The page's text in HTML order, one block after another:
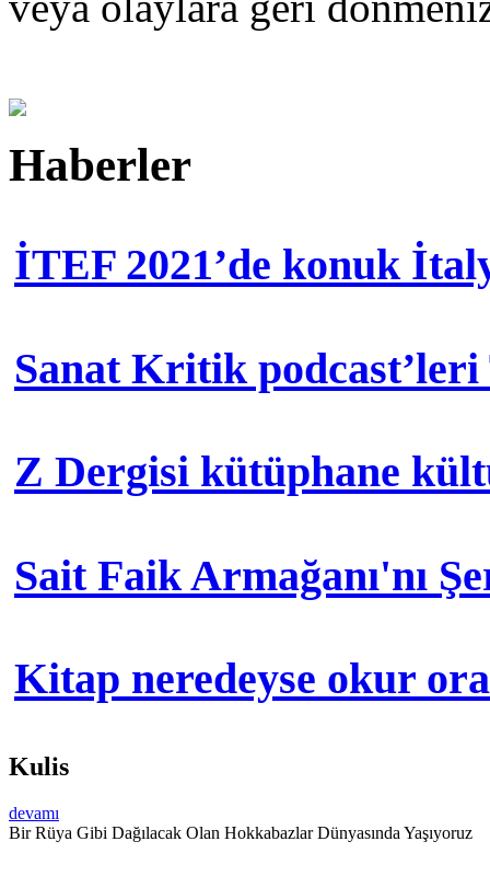
Haberler
İTEF 2021’de konuk
Sanat Kritik podcast’leri
Z Dergisi kütüphane
Sait Faik Armağanı'nı
Kitap neredeyse okur
Kulis
devamı
Bir Rüya Gibi Dağılacak Olan Hokkabazlar Dünyasında Yaşıyoruz